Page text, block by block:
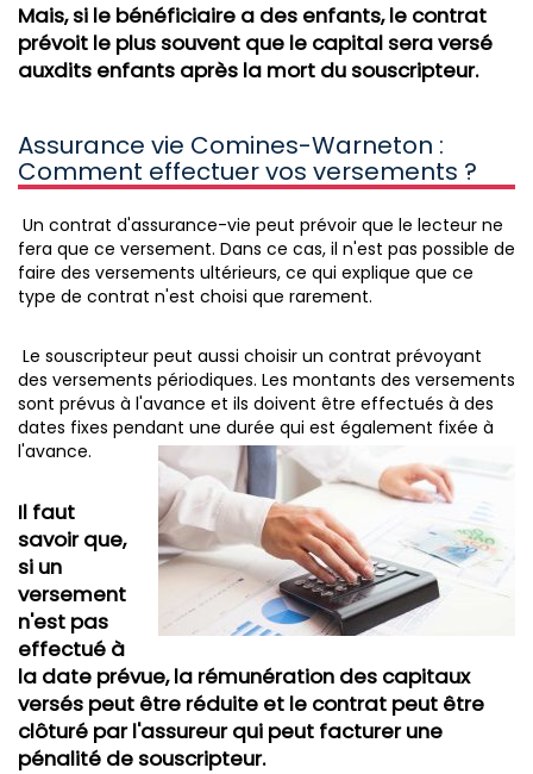
Mais, si le bénéficiaire a des enfants, le contrat
prévoit le plus souvent que le capital sera versé
auxdits enfants après la mort du souscripteur.
Assurance vie Comines-Warneton :
Comment effectuer vos versements ?
Un contrat d'assurance-vie peut prévoir que le lecteur ne
fera que ce versement. Dans ce cas, il n'est pas possible de
faire des versements ultérieurs, ce qui explique que ce
type de contrat n'est choisi que rarement.
Le souscripteur peut aussi choisir un contrat prévoyant
des versements périodiques. Les montants des versements
sont prévus à l'avance et ils doivent être effectués à des
dates fixes pendant une durée qui est également fixée à
l'avance.
Il faut
savoir que,
si un
versement
n'est pas
effectué à
la date prévue, la rémunération des capitaux
versés peut être réduite et le contrat peut être
clôturé par l'assureur qui peut facturer une
pénalité de souscripteur.